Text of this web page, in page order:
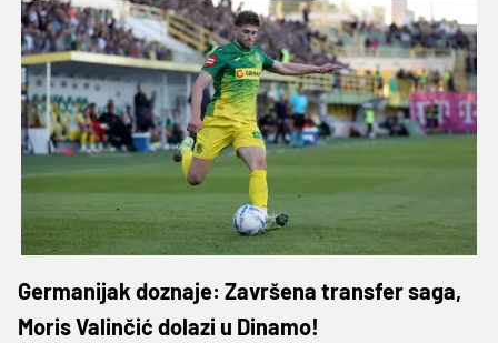
Germanijak doznaje: Završena transfer saga,
Moris Valinčić dolazi u Dinamo!